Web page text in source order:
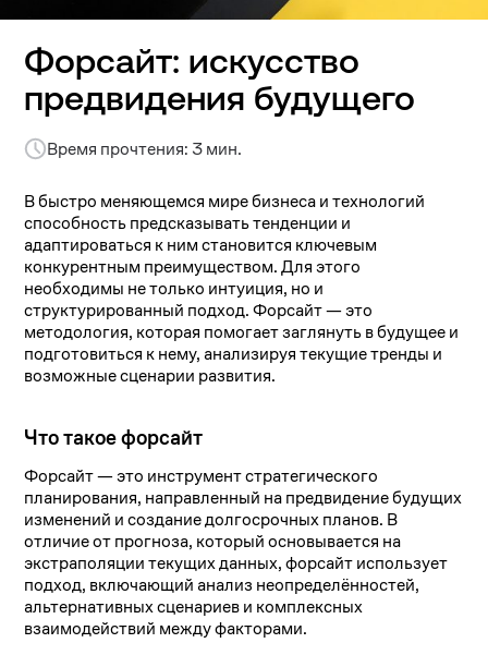
Форсайт: искусство
предвидения будущего
Время прочтения: 3 мин.
В быстро меняющемся мире бизнеса и технологий
способность предсказывать тенденции и
адаптироваться к ним становится ключевым
конкурентным преимуществом. Для этого
необходимы не только интуиция, но и
структурированный подход. Форсайт — это
методология, которая помогает заглянуть в будущее и
подготовиться к нему, анализируя текущие тренды и
возможные сценарии развития.
Что такое форсайт
Форсайт — это инструмент стратегического
планирования, направленный на предвидение будущих
изменений и создание долгосрочных планов. В
отличие от прогноза, который основывается на
экстраполяции текущих данных, форсайт использует
подход, включающий анализ неопределённостей,
альтернативных сценариев и комплексных
взаимодействий между факторами.